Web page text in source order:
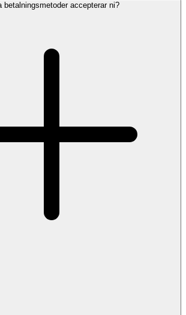
betalningsmetoder accepterar ni?